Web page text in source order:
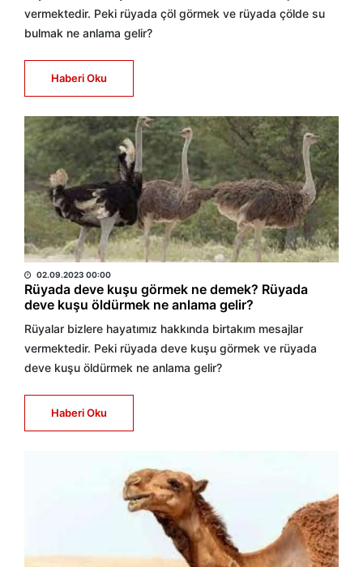
vermektedir. Peki rüyada çöl görmek ve rüyada çölde su
bulmak ne anlama gelir?
Haberi Oku
HABER MERKEZİ
02.09.2023 00:00
Rüyada deve kuşu görmek ne demek? Rüyada
deve kuşu öldürmek ne anlama gelir?
Rüyalar bizlere hayatımız hakkında birtakım mesajlar
vermektedir. Peki rüyada deve kuşu görmek ve rüyada
deve kuşu öldürmek ne anlama gelir?
Haberi Oku